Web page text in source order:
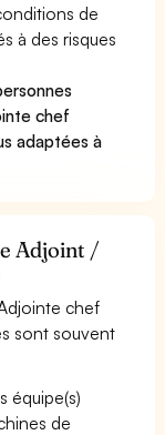
de
à des risques
chef
adaptées à
Adjoint /
chef
sont souvent
équipe(s)
de